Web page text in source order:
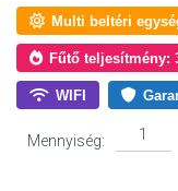
Multi beltéri
Fűtő teljesítmény:
WIFI
Mennyiség:
Gree
Pulse